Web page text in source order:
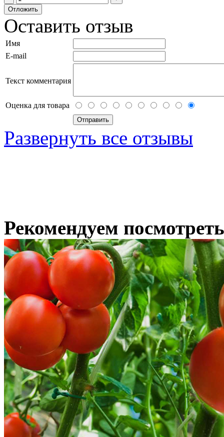
Оставить отзыв
Имя
E-mail
Текст комментария
Оценка для товара
Развернуть все отзывы
Рекомендуем посмотреть